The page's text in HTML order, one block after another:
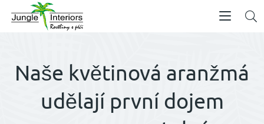
Naše květinová aranžmá
udělají první dojem